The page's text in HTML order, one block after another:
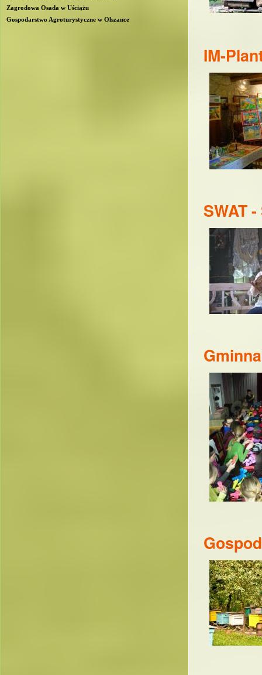
IM-
SWAT
Zagrodowa Osada w Uściążu
Gospodarstwo Agroturystyczne w Olszance